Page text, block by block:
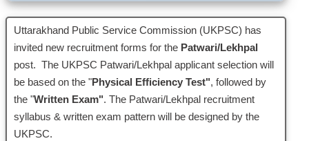
Uttarakhand Public Service Commission (UKPSC) has
invited new recruitment forms for the Patwari/Lekhpal
post. The UKPSC Patwari/Lekhpal applicant selection will
be based on the "Physical Efficiency Test", followed by
the "Written Exam". The Patwari/Lekhpal recruitment
syllabus & written exam pattern will be designed by the
UKPSC.